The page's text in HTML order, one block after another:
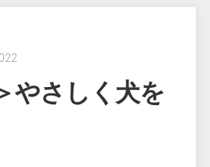
やさしく犬を